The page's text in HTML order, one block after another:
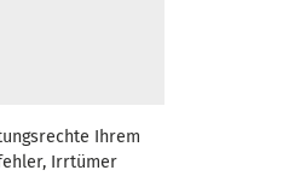
Ihrem
Irrtümer